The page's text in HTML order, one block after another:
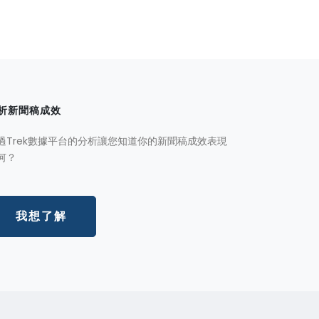
新聞稿成效
Trek數據平台的分析讓您知道你的新聞稿成效表現
？
我想了解